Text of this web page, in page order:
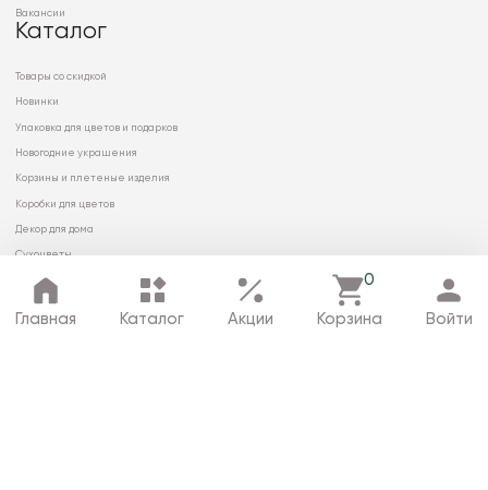
Главная Каталог Акции
0
Корзина Войти
Вакансии
Каталог
Товары со скидкой
Новинки
Упаковка для цветов и подарков
Новогодние украшения
Корзины и плетеные изделия
Коробки для цветов
Декор для дома
Сухоцветы
© 2026 ООО «МИРРЭЙ»